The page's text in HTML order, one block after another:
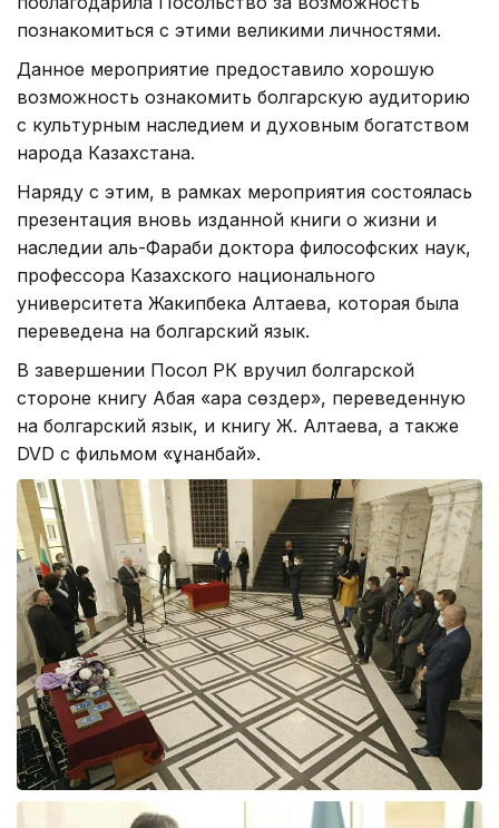
познакомиться с этими великими личностями.
Данное мероприятие предоставило хорошую
возможность ознакомить болгарскую аудиторию
с культурным наследием и духовным богатством
народа Казахстана.
Наряду с этим, в рамках мероприятия состоялась
презентация вновь изданной книги о жизни и
наследии аль-Фараби доктора философских наук,
профессора Казахского национального
университета Жакипбека Алтаева, которая была
переведена на болгарский язык.
В завершении Посол РК вручил болгарской
стороне книгу Абая «Қара сөздер», переведенную
на болгарский язык, и книгу Ж. Алтаева, а также
DVD с фильмом «Құнанбай».